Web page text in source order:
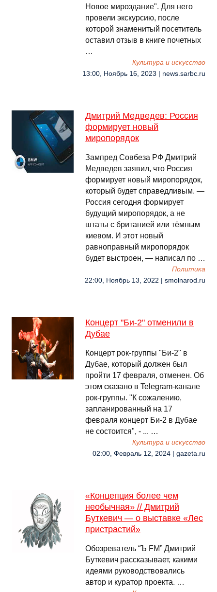
Новое мироздание". Для него
провели экскурсию, после
которой знаменитый посетитель
оставил отзыв в книге почетных
…
Культура и искусство
13:00, Ноябрь 16, 2023 | news.sarbc.ru
Дмитрий Медведев: Россия
формирует новый
миропорядок
Зампред Совбеза РФ Дмитрий
Медведев заявил, что Россия
формирует новый миропорядок,
который будет справедливым. —
Россия сегодня формирует
будущий миропорядок, а не
штаты с британией или тёмным
киевом. И этот новый
равноправный миропорядок
будет выстроен, — написал по …
Политика
22:00, Ноябрь 13, 2022 | smolnarod.ru
Концерт "Би-2" отменили в
Дубае
Концерт рок-группы "Би-2" в
Дубае, который должен был
пройти 17 февраля, отменен. Об
этом сказано в Telegram-канале
рок-группы. "К сожалению,
запланированный на 17
февраля концерт Би-2 в Дубае
не состоится", - ... …
Культура и искусство
02:00, Февраль 12, 2024 | gazeta.ru
«Концепция более чем
необычная» // Дмитрий
Буткевич — о выставке «Лес
пристрастий»
Обозреватель “Ъ FM” Дмитрий
Буткевич рассказывает, какими
идеями руководствовались
автор и куратор проекта. …